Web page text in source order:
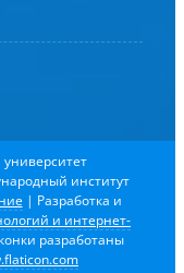
институт
| Разработка и
и интернет-
разработаны